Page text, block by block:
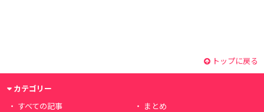
トップに戻る
カテゴリー
すべての記事
まとめ